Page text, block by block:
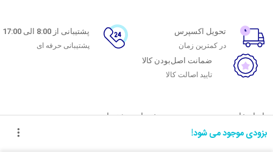
بزودی موجود می شود!
تحویل اکسپرس
در کمترین زمان
پشتیبانی از 8:00 الی 17:00
پشتیبانی حرفه ای
ضمانت اصل‌بودن کالا
تایید اصالت کالا
با ماه خانوم
اتاق خبر ماه خانوم
خدمات مشتریان